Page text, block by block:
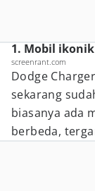
1. Mobil
screenrant.com
Dodge
sekarang
biasanya ada
berbeda,